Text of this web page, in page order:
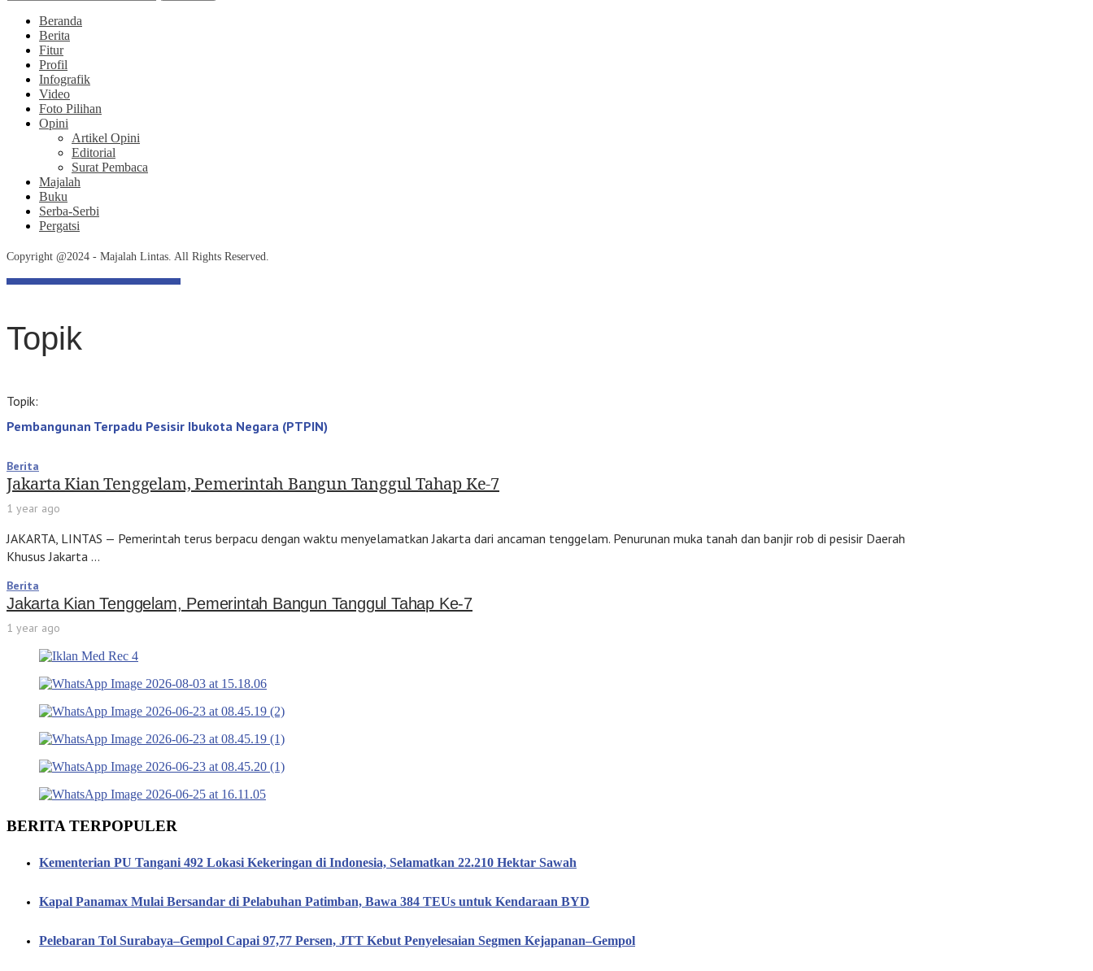
Beranda
Berita
Fitur
Profil
Infografik
Video
Foto Pilihan
Opini
Artikel Opini
Editorial
Surat Pembaca
Majalah
Buku
Serba-Serbi
Pergatsi
Copyright @2024 - Majalah Lintas. All Rights Reserved.
Topik
Topik:
Pembangunan Terpadu Pesisir Ibukota Negara (PTPIN)
Berita
Jakarta Kian Tenggelam, Pemerintah Bangun Tanggul Tahap Ke-7
1 year ago
JAKARTA, LINTAS — Pemerintah terus berpacu dengan waktu menyelamatkan Jakarta dari ancaman tenggelam. Penurunan muka tanah dan banjir rob di pesisir Daerah
Khusus Jakarta …
Berita
Jakarta Kian Tenggelam, Pemerintah Bangun Tanggul Tahap Ke-7
1 year ago
BERITA TERPOPULER
Kementerian PU Tangani 492 Lokasi Kekeringan di Indonesia, Selamatkan 22.210 Hektar Sawah
Kapal Panamax Mulai Bersandar di Pelabuhan Patimban, Bawa 384 TEUs untuk Kendaraan BYD
Pelebaran Tol Surabaya–Gempol Capai 97,77 Persen, JTT Kebut Penyelesaian Segmen Kejapanan–Gempol